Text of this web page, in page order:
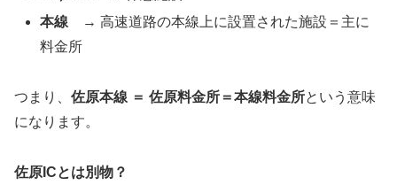
本線 → 高速道路の本線上に設置された施設＝主に
料金所
つまり、 佐原本線 ＝ 佐原料金所＝本線料金所という意味
になります。
佐原ICとは別物？